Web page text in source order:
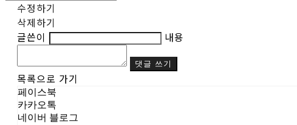
수정하기
삭제하기
글쓴이
내용
댓글 쓰기
목록으로 가기
페이스북
카카오톡
네이버 블로그